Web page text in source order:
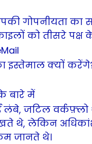
गोपनीयता
को तीसरे पक्ष
इस्तेमाल क्यों
बारे में
जटिल वर्कफ़्लो
थे, लेकिन
जानते थे।